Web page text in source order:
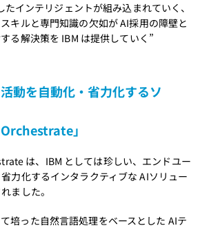
たインテリジェントが組み込まれていく、
キルと専門知識の欠如が AI採用の障壁と
る解決策を IBM は提供していく”
動を自動化・省力化するソ
」
は、IBM としては珍しい、エンドユー
力化するインタラクティブな AIソリュー
ました。
培った自然言語処理をベースとした AIテ